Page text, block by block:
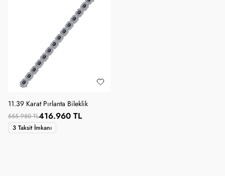
11.39 Karat Pırlanta Bileklik
555.950 TL416.960 TL
3 Taksit İmkanı